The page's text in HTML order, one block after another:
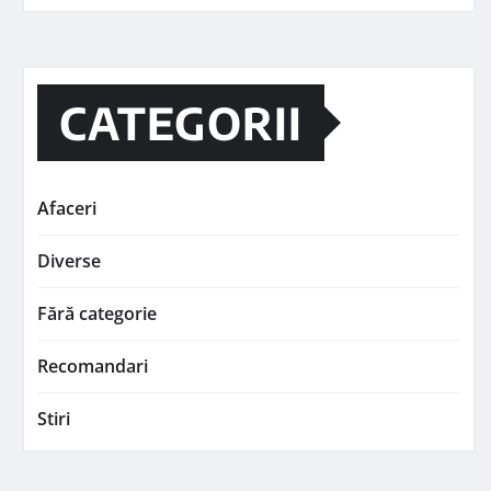
CATEGORII
Afaceri
Diverse
Fără categorie
Recomandari
Stiri